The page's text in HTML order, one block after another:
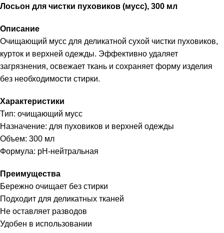
Лосьон для чистки пуховиков (мусс), 300 мл
Описание
Очищающий мусс для деликатной сухой чистки пуховиков,
курток и верхней одежды. Эффективно удаляет
загрязнения, освежает ткань и сохраняет форму изделия
без необходимости стирки.
Характеристики
Тип: очищающий мусс
Назначение: для пуховиков и верхней одежды
Объем: 300 мл
Формула: pH-нейтральная
Преимущества
Бережно очищает без стирки
Подходит для деликатных тканей
Не оставляет разводов
Удобен в использовании